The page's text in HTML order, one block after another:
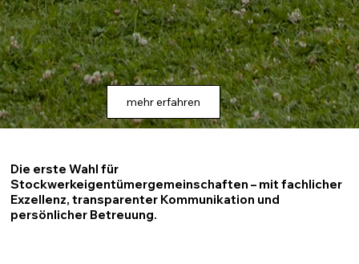
Die erste Wahl für
Stockwerkeigentümergemeinschaften – mit fachlicher
Exzellenz, transparenter Kommunikation und
persönlicher Betreuung.
mehr erfahren